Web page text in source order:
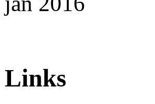
Links